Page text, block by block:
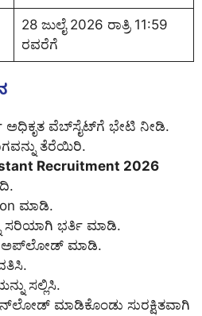
28 ಜುಲೈ 2026 ರಾತ್ರಿ 11:59
ರವರೆಗೆ
ಅಧಿಕೃತ ವೆಬ್‌ಸೈಟ್‌ಗೆ ಭೇಟಿ ನೀಡಿ.
ತೆರೆಯಿರಿ.
Recruitment 2026
ಮಾಡಿ.
ಸರಿಯಾಗಿ ಭರ್ತಿ ಮಾಡಿ.
ಅಪ್‌ಲೋಡ್ ಮಾಡಿ.
ಸಲ್ಲಿಸಿ.
ಮಾಡಿಕೊಂಡು ಸುರಕ್ಷಿತವಾಗಿ